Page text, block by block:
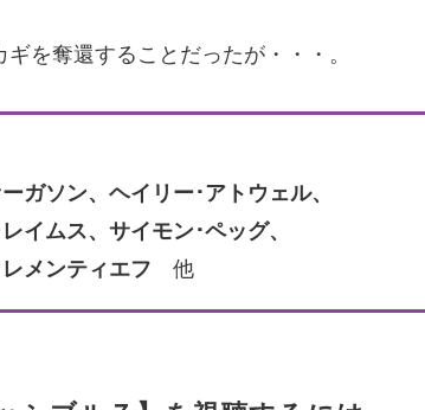
を奪還することだったが・・・。
ガソン、ヘイリー･アトウェル、
イムス、サイモン･ペッグ、
メンティエフ 他